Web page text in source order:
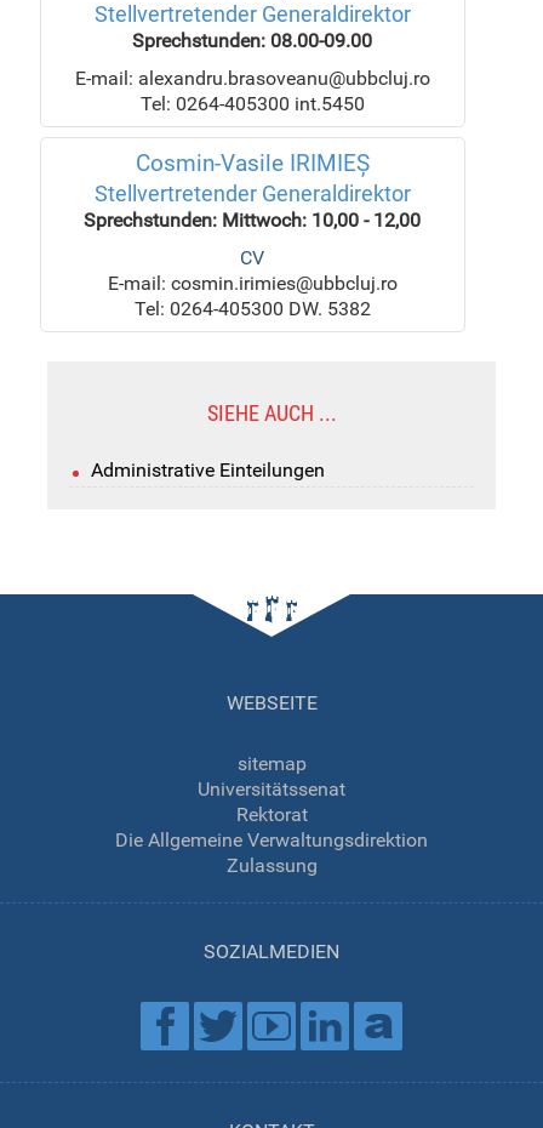
Stellvertretender Generaldirektor
Sprechstunden: 08.00-09.00
E-mail: alexandru.brasoveanu@ubbcluj.ro
Tel: 0264-405300 int.5450
Cosmin-Vasile IRIMIEȘ
Stellvertretender Generaldirektor
Sprechstunden: Mittwoch: 10,00 - 12,00
CV
E-mail: cosmin.irimies@ubbcluj.ro
Tel: 0264-405300 DW. 5382
SIEHE AUCH ...
Administrative Einteilungen
WEBSEITE
sitemap
Universitätssenat
Rektorat
Die Allgemeine Verwaltungsdirektion
Zulassung
SOZIALMEDIEN